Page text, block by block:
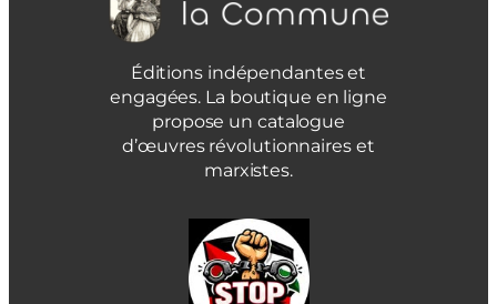
Éditions indépendantes et
engagées. La boutique en ligne
propose un catalogue
d’œuvres révolutionnaires et
marxistes.